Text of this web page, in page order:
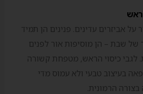
ראש
אביזרים עדינים. פנינים הן תמיד
של שבת – הן מוסיפות אור לפנים
לגבי כיסוי הראש, מטפחת קשורה
בעיצוב טבעי ולא עמוס מדי
הרמונית.